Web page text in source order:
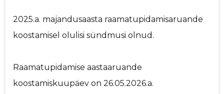
2025.a. majandusaasta raamatupidamisaruande
koostamisel olulisi sündmusi olnud.
Raamatupidamise aastaaruande
koostamiskuupäev on 26.05.2026.a.